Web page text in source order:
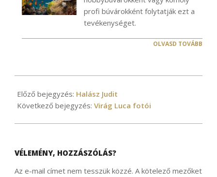
profi búvárokként folytatják ezt a
tevékenységet.
OLVASD TOVÁBB
04-
14
Előző bejegyzés: Halász Judit
Következő bejegyzés: Virág Luca fotói
VÉLEMÉNY, HOZZÁSZÓLÁS?
Az e-mail címet nem tesszük közzé. A kötelező mezőket